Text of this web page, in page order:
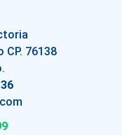
CP. 76138